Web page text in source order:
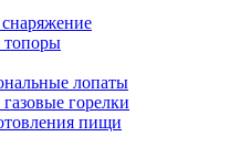
топоры
лопаты
горелки
пищи